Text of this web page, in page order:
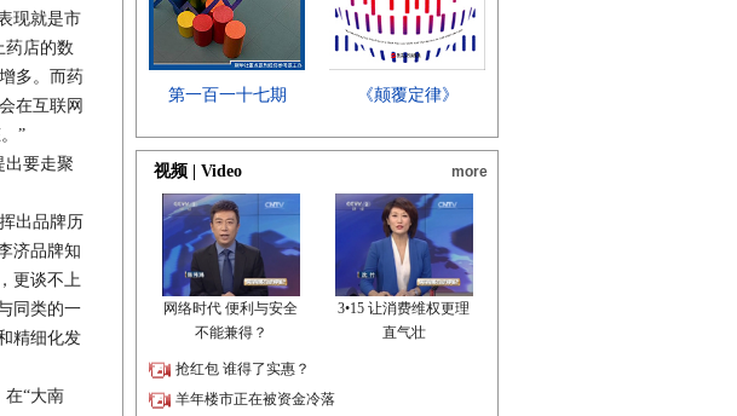
现就是市
药店的数
多。而药
在互联网
”
要走聚
出品牌历
济品牌知
更谈不上
同类的一
精细化发
“大南